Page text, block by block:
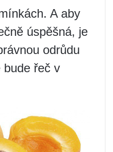
A aby
úspěšná, je
odrůdu
bude řeč v